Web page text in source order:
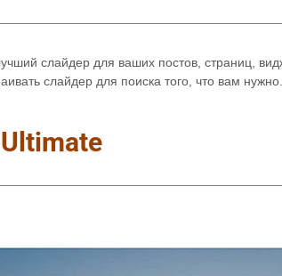
слайдер для ваших постов, страниц,
слайдер для поиска того, что вам нужно.